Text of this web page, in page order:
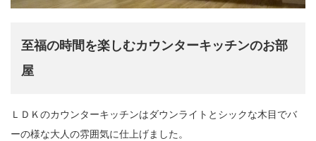
至福の時間を楽しむカウンターキッチンのお部
屋
ＬＤＫのカウンターキッチンはダウンライトとシックな木目でバ
ーの様な大人の雰囲気に仕上げました。